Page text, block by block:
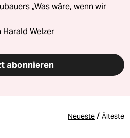
„Was wäre, wenn wir
Harald Welzer
abonnieren
Neueste / Älteste